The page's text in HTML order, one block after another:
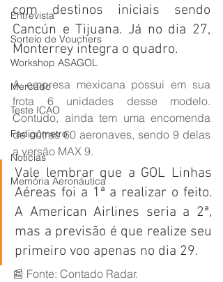
Entrevista
Sorteio de Vouchers
Workshop ASAGOL
Mercado
Teste ICAO
Fadigômetro
Notícias
Memória Aeronáutica
com destinos iniciais sendo
Cancún e Tijuana. Já no dia 27,
Monterrey integra o quadro.
A empresa mexicana possui em sua
frota 6 unidades desse modelo.
Contudo, ainda tem uma encomenda
de outras 60 aeronaves, sendo 9 delas
a versão MAX 9.
Vale lembrar que a GOL Linhas
Aéreas foi a 1ª a realizar o feito.
A American Airlines seria a 2ª,
mas a previsão é que realize seu
primeiro voo apenas no dia 29.
📰 Fonte: Contado Radar.